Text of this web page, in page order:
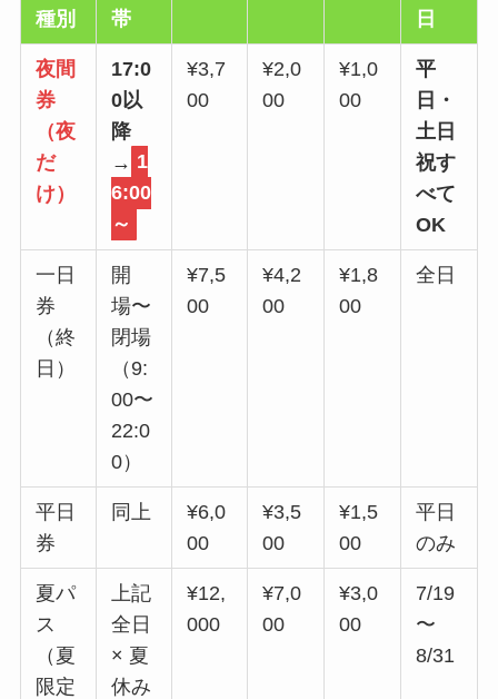
種別
帯
日
夜間
券
（夜
だ
け）
17:0
0以
降
→ 1
6:00
～
¥3,7
00
¥2,0
00
¥1,0
00
平
日・
土日
祝す
べて
OK
一日
券
（終
日）
開
場〜
閉場
（9:
00〜
22:0
0）
¥7,5
00
¥4,2
00
¥1,8
00
全日
平日
券
同上
¥6,0
00
¥3,5
00
¥1,5
00
平日
のみ
夏パ
ス
（夏
限定
上記
全日
× 夏
休み
¥12,
000
¥7,0
00
¥3,0
00
7/19
〜
8/31